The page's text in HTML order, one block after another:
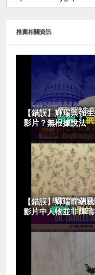
推薦相關資訊
【錯誤】輝瑞與強
影片？無根據說法
【錯誤】輝瑞前總
影片中人物並非輝